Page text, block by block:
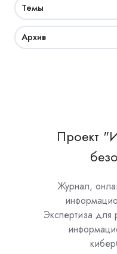
Темы
Архив
Проект
Журнал,
Экспертиза для